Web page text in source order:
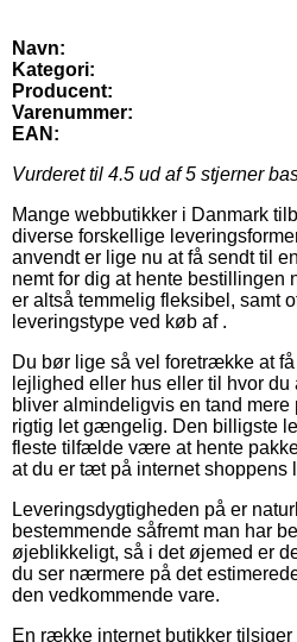
Navn:
Kategori:
Producent:
Varenummer:
EAN:
Vurderet til 4.5 ud af 5 stjerner
Mange webbutikker i Danmark
diverse forskellige
anvendt er lige nu at få sendt til
nemt for dig at hente bestillingen
er altså temmelig fleksibel, samt
leveringstype ved køb af .
Du bør lige så vel foretrække at
lejlighed eller hus eller til hvor
bliver almindeligvis en tand mere
rigtig let gængelig. Den billigste
fleste tilfælde være at hente
at du er tæt på internet shoppens
Leveringsdygtigheden på er
bestemmende såfremt man har
øjeblikkeligt, så i det øjemed er
du ser nærmere på det
den vedkommende vare.
En række internet butikker